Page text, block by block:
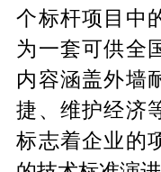
个标杆项目中
为一套可供全
内容涵盖外墙
捷、维护经济
标志着企业的